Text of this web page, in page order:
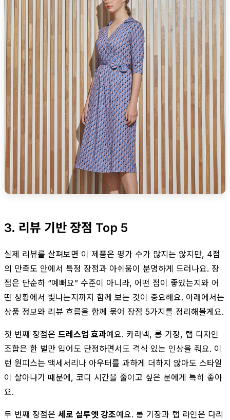
3. 리뷰 기반 장점 Top 5
실제 리뷰를 살펴보면 이 제품은 평가 수가 많지는 않지만, 4점
의 만족도 안에서 특정 장점과 아쉬움이 분명하게 드러나요. 장
점은 단순히 “예뻐요” 수준이 아니라, 어떤 점이 좋았는지와 어
떤 상황에서 빛나는지까지 함께 보는 것이 중요해요. 아래에서는
상품 정보와 리뷰 흐름을 함께 묶어 장점 5가지를 정리해볼게요.
첫 번째 장점은 드레스업 효과예요. 카라넥, 롱 기장, 랩 디자인
조합은 한 벌만 입어도 단정하면서도 격식 있는 인상을 줘요. 이
런 원피스는 액세서리나 아우터를 과하게 더하지 않아도 스타일
이 살아나기 때문에, 코디 시간을 줄이고 싶은 분에게 특히 좋아
요.
두 번째 장점은 세로 실루엣 강조예요. 롱 기장과 랩 라인은 다리